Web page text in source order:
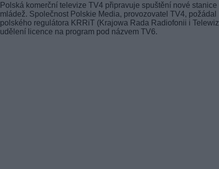
Polská komerční televize TV4 připravuje spuštění nové stanice
mládež. Společnost Polskie Media, provozovatel TV4, požádal
polského regulátora KRRiT (Krajowa Rada Radiofonii i
udělení licence na program pod názvem TV6.